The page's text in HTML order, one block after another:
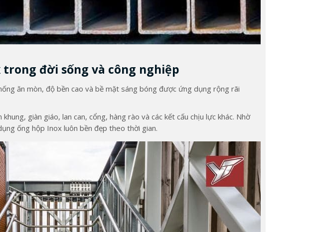
đời sống và công nghiệp
ăn mòn, độ bền cao và bề mặt sáng bóng được ứng dụng rộng rãi
giàn giáo, lan can, cổng, hàng rào và các kết cấu chịu lực khác. Nhờ
ống hộp Inox luôn bền đẹp theo thời gian.